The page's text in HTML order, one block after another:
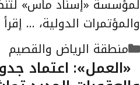
لمؤسسة «إسناد ماس»
والمؤتمرات الدولية، …
التصنيفات
منطقة الرياض والقصيم
«العمل»: اعتماد